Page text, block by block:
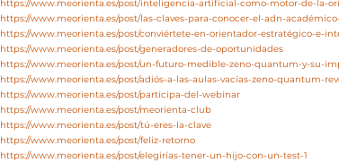
https://www.meorienta.es/post/inteligencia-artificial-como-motor-de-la-
https://www.meorienta.es/post/las-claves-para-conocer-el-adn-
https://www.meorienta.es/post/conviértete-en-orientador-estratégico-e-
https://www.meorienta.es/post/generadores-de-oportunidades
https://www.meorienta.es/post/un-futuro-medible-zeno-quantum-y-su-
https://www.meorienta.es/post/adiós-a-las-aulas-vacías-zeno-quantum-
https://www.meorienta.es/post/participa-del-webinar
https://www.meorienta.es/post/meorienta-club
https://www.meorienta.es/post/tú-eres-la-clave
https://www.meorienta.es/post/feliz-retorno
https://www.meorienta.es/post/elegirías-tener-un-hijo-con-un-test-1